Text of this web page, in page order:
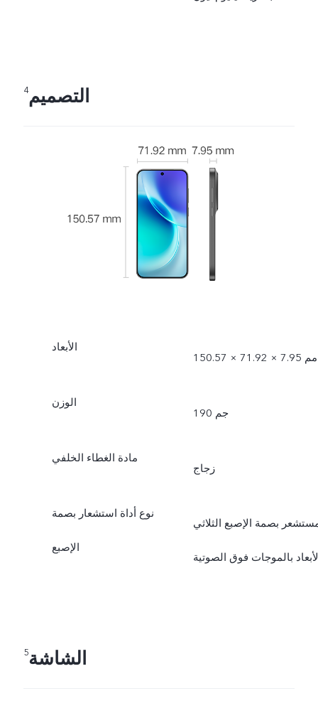
التصميم4
الأبعاد
150.57 × 71.92 × 7.95 مم
الوزن
190 جم
مادة الغطاء الخلفي
زجاج
نوع أداة استشعار بصمة
الإصبع
بصمة الإصبع الثلاثي
بالموجات فوق الصوتية
الشاشة5